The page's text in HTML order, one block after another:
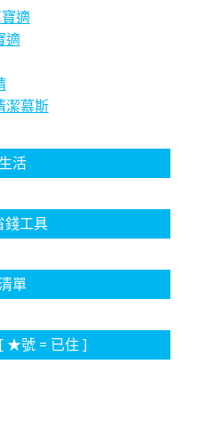
適
適
潔慕斯
活
錢工具
單
★號 = 已住 ]